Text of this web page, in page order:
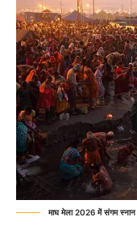
माघ मेला 2026 में संगम